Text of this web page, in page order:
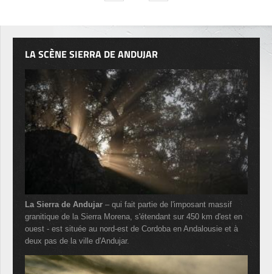
LA SCÈNE SIERRA DE ANDUJAR
La Sierra de Andujar – qui fait partie de l'imposant massif
granitique de la Sierra Morena, s'étendant sur 450 km d'est en
ouest - est située au nord-est de Cordoba en Andalousie et à
deux pas de la ville d'Andujar.